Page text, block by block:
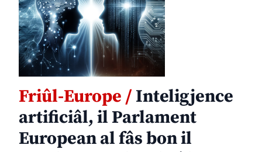
Friûl-Europe /Inteligjence
artificiâl, il Parlament
European al fâs bon il